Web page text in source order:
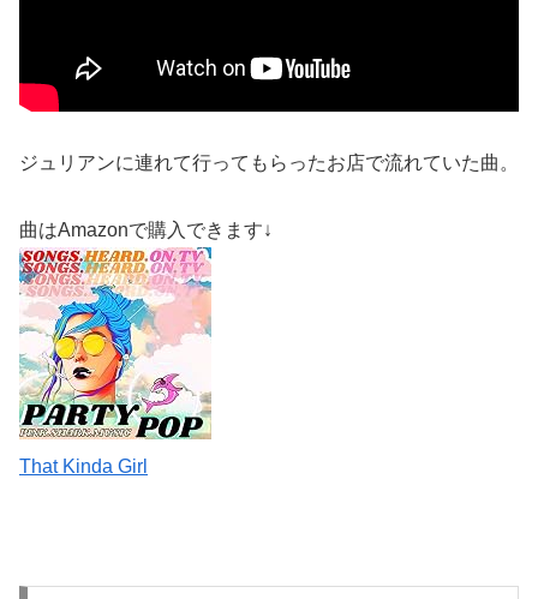
ジュリアンに連れて行ってもらったお店で流れていた曲。
曲はAmazonで購入できます↓
That Kinda Girl